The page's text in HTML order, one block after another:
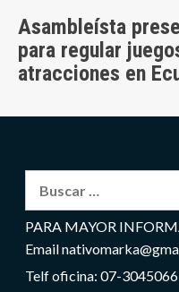
Asambleísta
para regular
atracciones en
PARA MAYOR
Email
Telf oficina: 07-3045066